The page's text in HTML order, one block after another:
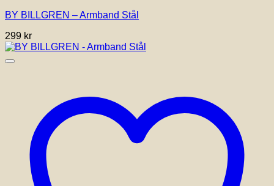
BY BILLGREN – Armband Stål
299 kr